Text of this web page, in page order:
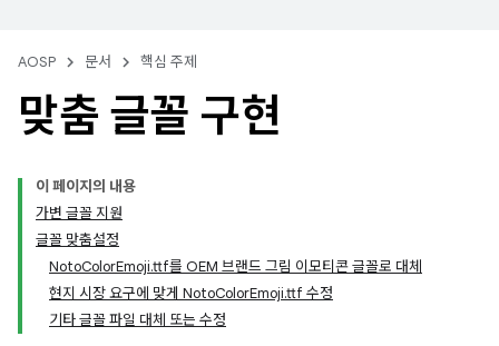
AOSP 문서 핵심 주제
맞춤 글꼴 구현
이 페이지의 내용
가변 글꼴 지원
글꼴 맞춤설정
NotoColorEmoji.ttf를 OEM 브랜드 그림 이모티콘 글꼴로 대체
현지 시장 요구에 맞게 NotoColorEmoji.ttf 수정
기타 글꼴 파일 대체 또는 수정